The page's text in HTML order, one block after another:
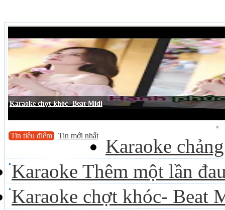
Karaoke chợt khóc- Beat Midi
Tin tiêu điểm Tin mới nhất
Karaoke
Karaoke Thêm một lần
Karaoke chợt khóc- Beat